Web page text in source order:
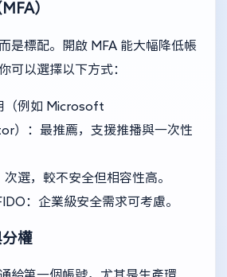
）
是標配。開啟 MFA 能大幅降低帳
可以選擇以下方式：
（例如 Microsoft
）：最推薦，支援推播與一次性
選，較不安全但相容性高。
：企業級安全需求可考慮。
權